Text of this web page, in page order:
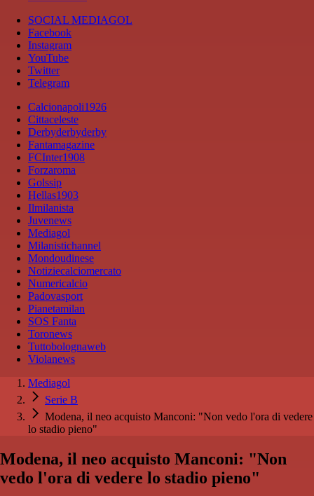
SOCIAL MEDIAGOL
Facebook
Instagram
YouTube
Twitter
Telegram
Calcionapoli1926
Cittaceleste
Derbyderbyderby
Fantamagazine
FCInter1908
Forzaroma
Golssip
Hellas1903
Ilmilanista
Juvenews
Mediagol
Milanistichannel
Mondoudinese
Notiziecalciomercato
Numericalcio
Padovasport
Pianetamilan
SOS Fanta
Toronews
Tuttobolognaweb
Violanews
Mediagol
Serie B
Modena, il neo acquisto Manconi: "Non vedo l'ora di vedere
lo stadio pieno"
Modena, il neo acquisto Manconi: "Non
vedo l'ora di vedere lo stadio pieno"